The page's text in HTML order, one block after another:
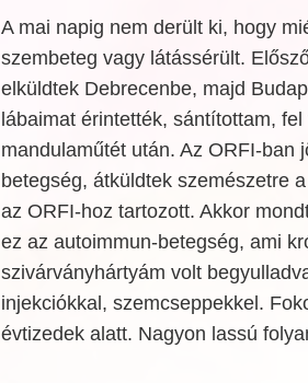
A mai napig nem derült ki, hogy
szembeteg vagy látássérült.
elküldtek Debrecenbe, majd
lábaimat érintették, sántítottam,
mandulaműtét után. Az ORFI-ban
betegség, átküldtek szemészetre
az ORFI-hoz tartozott. Akkor
ez az autoimmun-betegség, ami
szivárványhártyám volt
injekciókkal, szemcseppekkel.
évtizedek alatt. Nagyon lassú